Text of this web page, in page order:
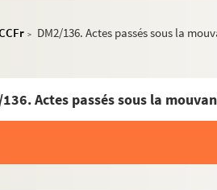
> DM2/136. Actes passés sous la
136. Actes passés sous la